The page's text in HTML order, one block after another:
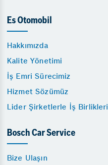
Es Otomobil
Hakkımızda
Kalite Yönetimi
İş Emri Sürecimiz
Hizmet Sözümüz
Lider Şirketlerle İş Birlikleri
Bosch Car Service
Bize Ulaşın